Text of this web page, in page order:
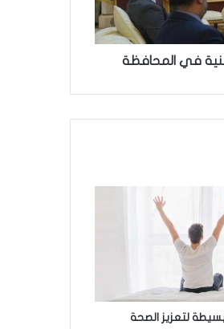
في المحافظة
بسيطة لتعزيز الصحة